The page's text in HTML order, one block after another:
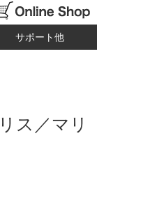
サポート他
ス／マリ